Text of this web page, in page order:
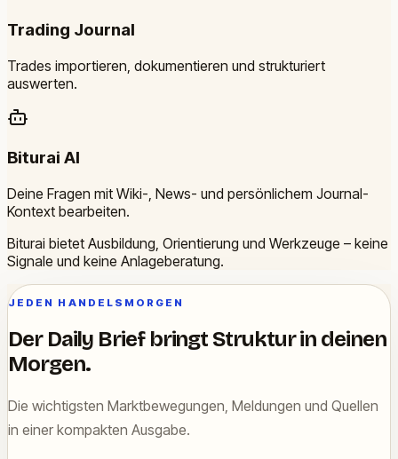
Trading Journal
Trades importieren, dokumentieren und strukturiert
auswerten.
Biturai AI
Deine Fragen mit Wiki-, News- und persönlichem Journal-
Kontext bearbeiten.
Biturai bietet Ausbildung, Orientierung und Werkzeuge – keine
Signale und keine Anlageberatung.
JEDEN HANDELSMORGEN
Der Daily Brief bringt Struktur in deinen
Morgen.
Die wichtigsten Marktbewegungen, Meldungen und Quellen
in einer kompakten Ausgabe.